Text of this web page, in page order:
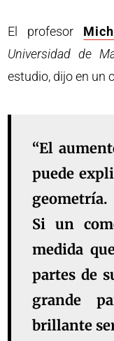
El profesor
Universidad de
estudio, dijo en un
“El
puede
geometría.
Si un
medida
partes de
grande
brillante